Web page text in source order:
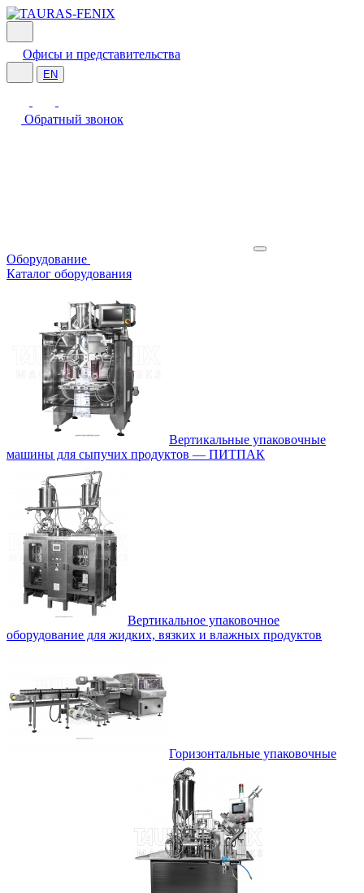
Офисы и представительства
EN
Обратный звонок
Оборудование
Каталог оборудования
Вертикальные упаковочные
машины для сыпучих продуктов — ПИТПАК
Вертикальное упаковочное
оборудование для жидких, вязких и влажных продуктов
Горизонтальные упаковочные